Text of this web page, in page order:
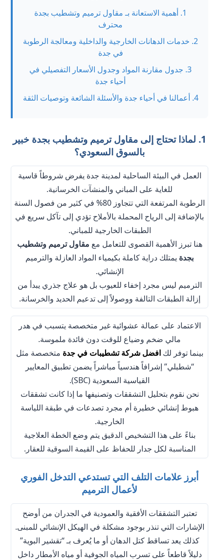
1. أهمية الاستعانة بـ مقاول ترميم وتشطيب بجدة
محترف
2. خدمات الدهانات الخارجية والداخلية ومعالجة الرطوبة
في جدة
3. جدول مقارنة المواد وجدول الأسعار التفصيلي في
أحياء جدة
4. أعمالنا في أحياء جدة والأسئلة الشائعة وتوصيات الثقة
1. لماذا تحتاج إلى مقاول ترميم وتشطيب بجدة خبير
بالسوق السعودي؟
العمل في البيئة الساحلية لمدينة جدة يفرض شروطاً قاسية
للغاية على المباني والمنشآت الخرسانية.
الرطوبة المرتفعة التي تتجاوز 80% في كثير من فصول السنة
بالإضافة إلى الرياح المحملة بالأملاح تؤدي إلى تآكل سريع في
الطبقات الخارجية للمباني.
هنا تبرز الأهمية القصوى للتعامل مع مقاول ترميم وتشطيب
بجدة يمتلك دراية كاملة بكيمياء المواد العازلة والترميم
الإنشائي.
الترميم ليس مجرد إخفاء للعيوب بل هو علاج جذري يبدأ من
إزالة الطبقات التالفة ووصولاً إلى تدعيم الحديد والخرسانة.
الاعتماد على عمالة عشوائية غير متخصصة يتسبب في هدر
مالي ضخم وضياع للوقت دون فائدة ملموسة.
بينما توفر لك افضل شركة تشطيبات في جدة متخصصة مثل
“شطبلي” إشرافاً هندسياً مباشراً يضمن تطبيق المعايير
القياسية السعودية (SBC).
نحن نقوم بتحليل التشققات وتصنيفها ما إذا كانت تشققات
هبوط إنشائي خطيرة أم مجرد تصدعات في طبقة اللياسة
الخارجية.
بناءً على هذا التشخيص الدقيق يتم وضع الخطة العلاجية
المناسبة لكل جدار للحفاظ على القيمة السوقية للعقار.
أبرز علامات التلف التي تستدعي التدخل الفوري
لأعمال الترميم
تعتبر التشققات الأفقية والعمودية في الجدران من أوضح
الإشارات التي تنذر بوجود مشكلة في الهيكل الإنشائي للمبنى.
كذلك يعد تساقط كتل الدهان أو ما يُعرف بـ “تقشير البوية”
دليلاً قاطعاً على تسرب المياه الجوفية أو مياه الأمطار داخل